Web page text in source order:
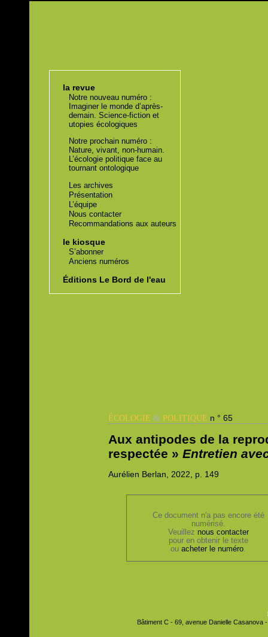
la revue
Notre nouveau numéro :
Imaginer le monde d’après-
demain. Science-fiction et
utopies écologiques
Notre prochain numéro :
Nature, vivant, non-humain.
L’écologie politique face au
tournant ontologique
Les archives
Présentation
L’équipe
Nous contacter
Recommandations aux auteurs
le kiosque
S’abonner
Anciens numéros
Éditions Le Bord de l'eau
ÉCOLOGIE& POLITIQUE n ° 65
Aux antipodes de la
respectée »Entretien
Aurélien Berlan, 2022, p. 149
Ce document n'a pas encore été
numérisé.
Veuillez nous contacter
pour en obtenir le texte
ouacheter le numéro.
Bâtiment C - 69, avenue Danielle